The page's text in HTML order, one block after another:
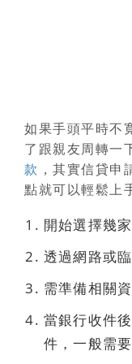
如果手頭平時不
了跟親友周轉一
款 ，其實信貸
點就可以輕鬆上
開始選擇幾
透過網路或
需準備相關
當銀行收件
件，一般需